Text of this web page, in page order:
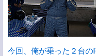
今回、俺が乗った２台